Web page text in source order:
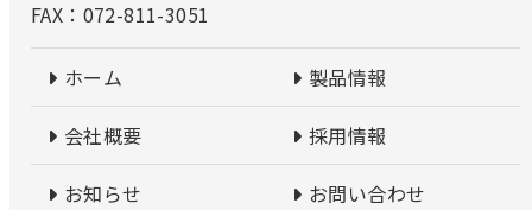
FAX：072-811-3051
ホーム 製品情報
会社概要 採用情報
お知らせ お問い合わせ